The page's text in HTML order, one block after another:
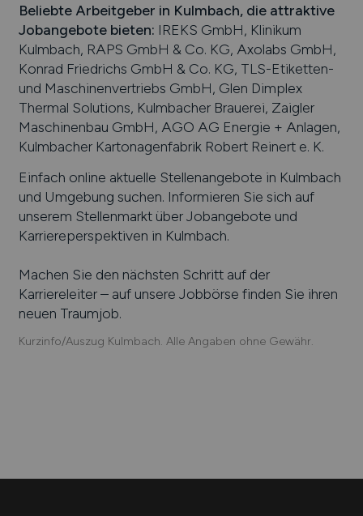
Beliebte Arbeitgeber in Kulmbach, die attraktive
Jobangebote bieten: IREKS GmbH, Klinikum
Kulmbach, RAPS GmbH & Co. KG, Axolabs GmbH,
Konrad Friedrichs GmbH & Co. KG, TLS-Etiketten-
und Maschinenvertriebs GmbH, Glen Dimplex
Thermal Solutions, Kulmbacher Brauerei, Zaigler
Maschinenbau GmbH, AGO AG Energie + Anlagen,
Kulmbacher Kartonagenfabrik Robert Reinert e. K.
Einfach online aktuelle Stellenangebote in Kulmbach
und Umgebung suchen. Informieren Sie sich auf
unserem Stellenmarkt über Jobangebote und
Karriereperspektiven in Kulmbach.
Machen Sie den nächsten Schritt auf der
Karriereleiter – auf unsere Jobbörse finden Sie ihren
neuen Traumjob.
Kurzinfo/Auszug Kulmbach. Alle Angaben ohne Gewähr.